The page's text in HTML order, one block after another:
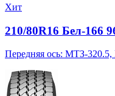
Хит
210/80R16 Бел-166
Передняя ось: МТЗ-